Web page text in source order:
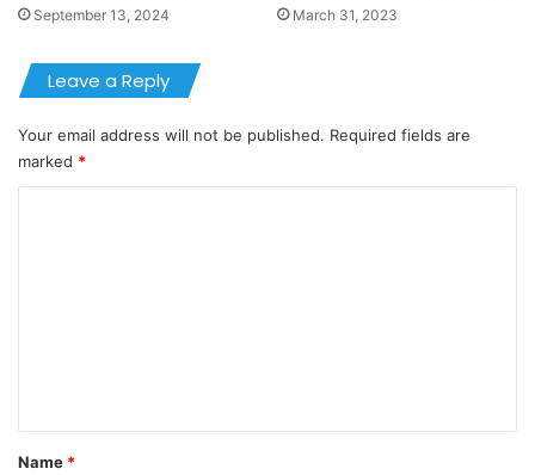
September 13, 2024 March 31, 2023
Leave a Reply
Your email address will not be published. Required fields are
marked *
*
Name *